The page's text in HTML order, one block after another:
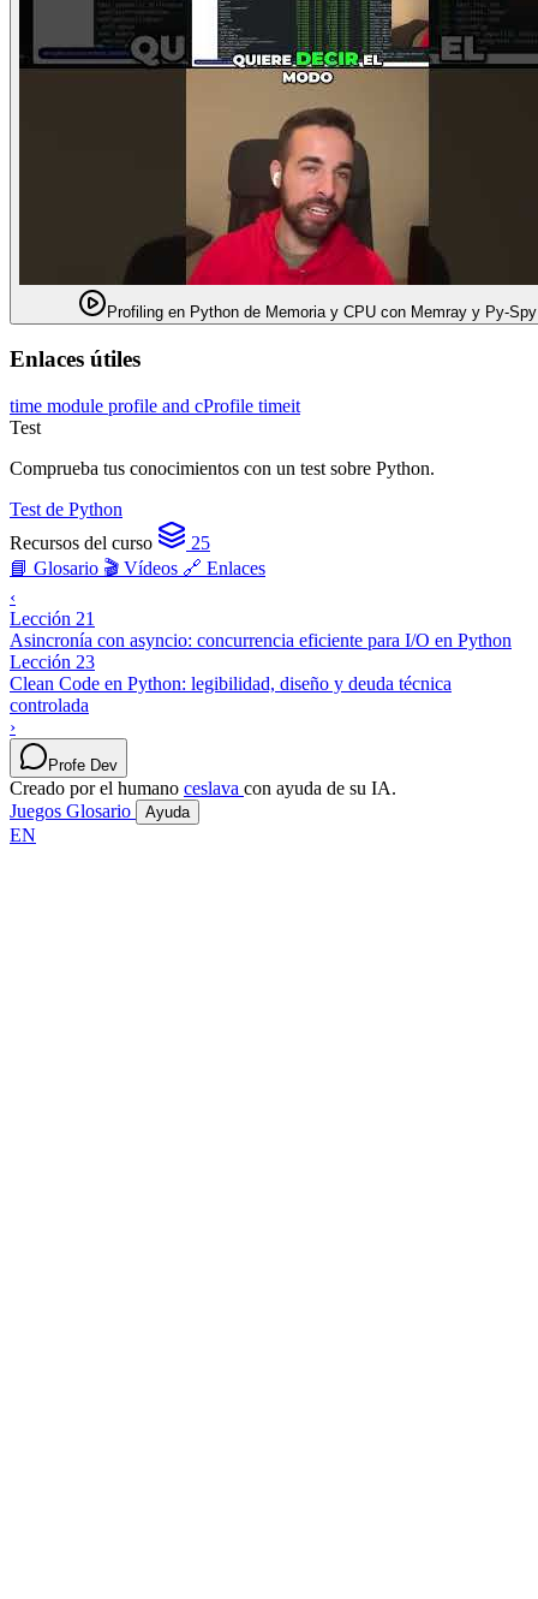
Profiling en Python de Memoria y CPU con Memray y Py-Spy
Enlaces útiles
time module profile and cProfile timeit
Test
Comprueba tus conocimientos con un test sobre Python.
Test de Python
Recursos del curso
25
📘 Glosario 🎬 Vídeos 🔗 Enlaces
‹
Lección 21
Asincronía con asyncio: concurrencia eficiente para I/O en Python
Lección 23
Clean Code en Python: legibilidad, diseño y deuda técnica
controlada
›
Profe Dev
Creado por el humano ceslava con ayuda de su IA.
Juegos Glosario Ayuda
EN